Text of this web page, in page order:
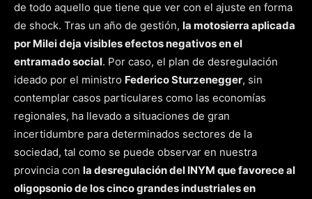
de todo aquello que tiene que ver con el ajuste en forma
de shock. Tras un año de gestión, la motosierra aplicada
por Milei deja visibles efectos negativos en el
entramado social. Por caso, el plan de desregulación
ideado por el ministro Federico Sturzenegger, sin
contemplar casos particulares como las economías
regionales, ha llevado a situaciones de gran
incertidumbre para determinados sectores de la
sociedad, tal como se puede observar en nuestra
provincia con la desregulación del INYM que favorece al
oligopsonio de los cinco grandes industriales en